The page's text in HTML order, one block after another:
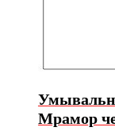
Мрамор